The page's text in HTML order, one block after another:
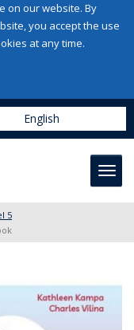
on our website. By
you accept the use
at any time.
English
5